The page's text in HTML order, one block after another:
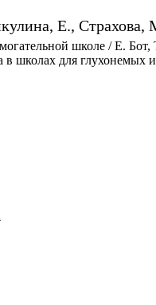
Е., Страхова,
школе / Е.
в школах для